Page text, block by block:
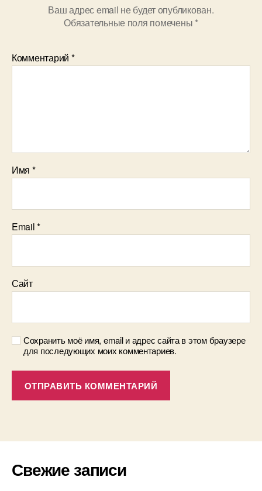
Ваш адрес email не будет опубликован.
Обязательные поля помечены *
Комментарий *
Имя *
Email*
Сайт
Сохранить моё имя, email и адрес сайта в этом браузере
для последующих моих комментариев.
Свежие записи